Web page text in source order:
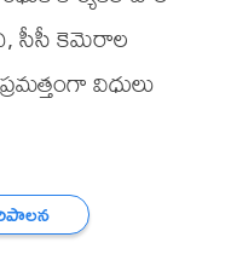
సీసీ కెమెరాల
విధులు